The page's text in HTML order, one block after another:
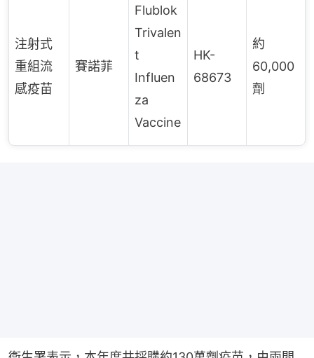
注射式
重組流
感疫苗
賽諾菲
Flublok
Trivalen
t
Influen
za
Vaccine
HK-
68673
約
60,000
劑